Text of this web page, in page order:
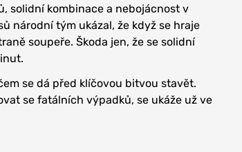
solidní kombinace a nebojácnost v
národní tým ukázal, že když se hraje
soupeře. Škoda jen, že se solidní
se dá před klíčovou bitvou stavět.
se fatálních výpadků, se ukáže už ve